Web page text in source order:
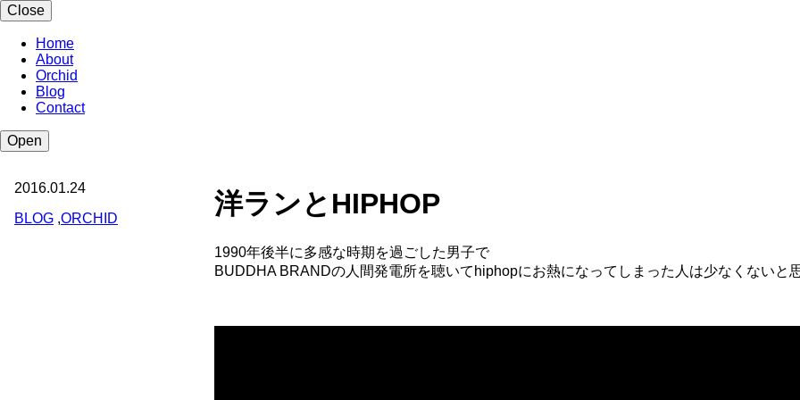
Close
Home
About
Orchid
Blog
Contact
Open
洋ランとHIPHOP
1990年後半に多感な時期を過ごした男子で
BUDDHA BRANDの人間発電所を聴いてhiphopにお熱になってしまった人は少なくないと
2016.01.24
BLOG ,ORCHID